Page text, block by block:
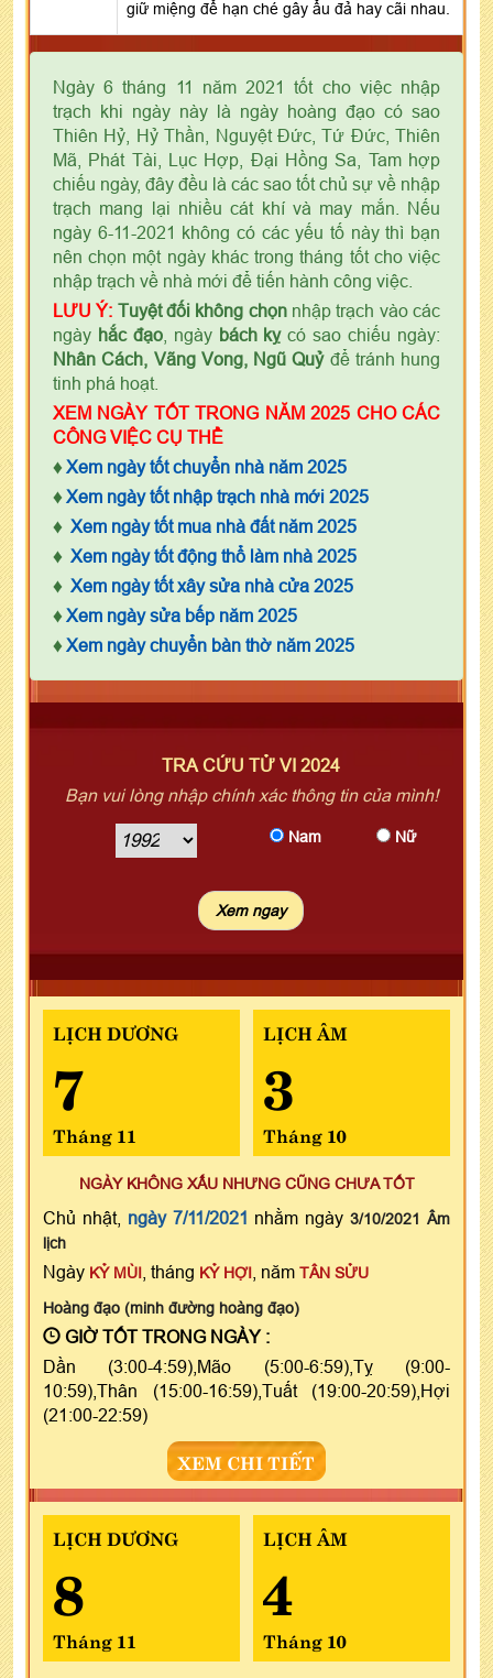
giữ miệng để hạn ché gây ẩu đả hay cãi nhau.
Ngày 6 tháng 11 năm 2021 tốt cho việc nhập
trạch khi ngày này là ngày hoàng đạo có sao
Thiên Hỷ, Hỷ Thần, Nguyệt Đức, Tứ Đức, Thiên
Mã, Phát Tài, Lục Hợp, Đại Hồng Sa, Tam hợp
chiếu ngày, đây đều là các sao tốt chủ sự về nhập
trạch mang lại nhiều cát khí và may mắn. Nếu
ngày 6-11-2021 không có các yếu tố này thì bạn
nên chọn một ngày khác trong tháng tốt cho việc
nhập trạch về nhà mới để tiến hành công việc.
LƯU Ý: Tuyệt đối không chọnnhập trạch vào các
ngày hắc đạo, ngày bách kỵcó sao chiếu ngày:
Nhân Cách, Vãng Vong, Ngũ Quỷđể tránh hung
tinh phá hoạt.
XEM NGÀY TỐT TRONG NĂM 2025 CHO CÁC
CÔNG VIỆC CỤ THỂ
♦ Xem ngày tốt chuyển nhà năm 2025
♦ Xem ngày tốt nhập trạch nhà mới 2025
♦ Xem ngày tốt mua nhà đất năm 2025
♦ Xem ngày tốt động thổ làm nhà 2025
♦ Xem ngày tốt xây sửa nhà cửa 2025
♦ Xem ngày sửa bếp năm 2025
♦ Xem ngày chuyển bàn thờ năm 2025
TRA CỨU TỬ VI 2024
Bạn vui lòng nhập chính xác thông tin của mình!
Nam Nữ
LỊCH DƯƠNG
7
Tháng 11
LỊCH ÂM
3
Tháng 10
NGÀY KHÔNG XẤU NHƯNG CŨNG CHƯA TỐT
Chủ nhật, ngày 7/11/2021 nhằm ngày3/10/2021 Âm
lịch
Ngày KỶ MÙI , tháng KỶ HỢI , năm TÂN SỬU
Hoàng đạo (minh đường hoàng đạo)
GIỜ TỐT TRONG NGÀY :
Dần (3:00-4:59),Mão (5:00-6:59),Tỵ (9:00-
10:59),Thân (15:00-16:59),Tuất (19:00-20:59),Hợi
(21:00-22:59)
XEM CHI TIẾT
LỊCH DƯƠNG
8
Tháng 11
LỊCH ÂM
4
Tháng 10